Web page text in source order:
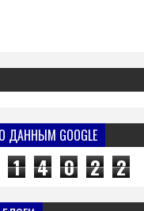
ДАННЫМ GOOGLE
1 4 0 2 2